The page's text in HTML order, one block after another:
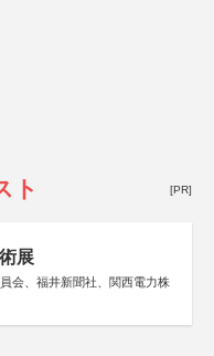
ト [PR]
展
会、福井新聞社、関西電力株